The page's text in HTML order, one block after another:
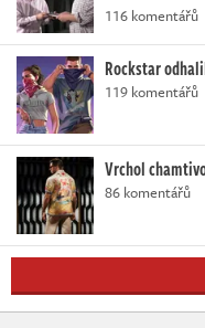
116 komentářů
Rockstar
119 komentářů
Vrchol
86 komentářů